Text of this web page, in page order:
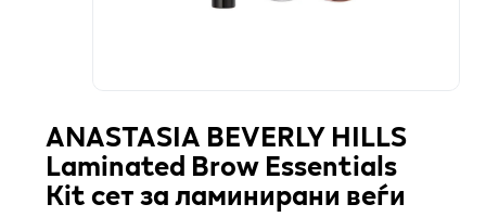
ANASTASIA BEVERLY HILLS
Laminated Brow Essentials
Kit сет за ламинирани веѓи